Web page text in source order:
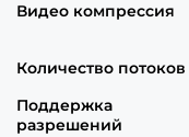
Видео компрессия
Количество потоков
Поддержка
разрешений